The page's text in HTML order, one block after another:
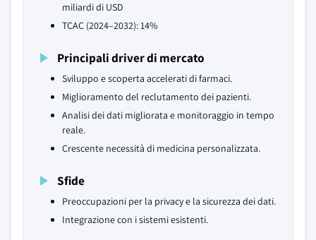
miliardi di USD
TCAC (2024–2032): 14%
Principali driver di mercato
Sviluppo e scoperta accelerati di farmaci.
Miglioramento del reclutamento dei pazienti.
Analisi dei dati migliorata e monitoraggio in tempo
reale.
Crescente necessità di medicina personalizzata.
Sfide
Preoccupazioni per la privacy e la sicurezza dei dati.
Integrazione con i sistemi esistenti.